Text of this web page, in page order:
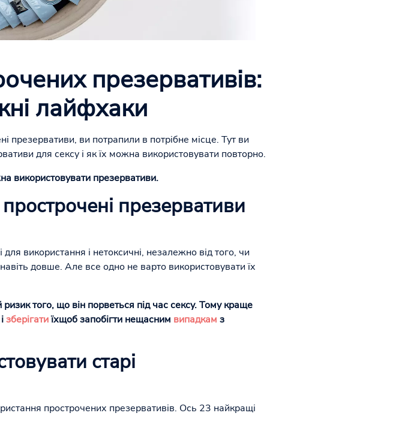
презервативів:
лайфхаки
ви потрапили в потрібне місце. Тут ви
для сексу і як їх можна використовувати повторно.
використовувати презервативи.
презервативи
використання і нетоксичні, незалежно від того, чи
довше. Але все одно не варто використовувати їх
того, що він порветься під час сексу. Тому краще
ізберігатиїхщоб запобігти нещасним випадкам з
старі
прострочених презервативів. Ось 23 найкращі